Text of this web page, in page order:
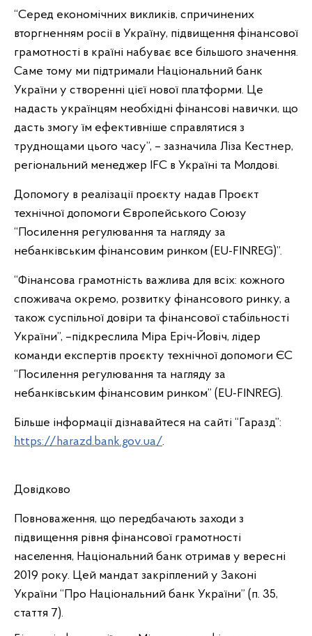
“Серед економічних викликів, спричинених
вторгненням росії в Україну, підвищення фінансової
грамотності в країні набуває все більшого значення.
Саме тому ми підтримали Національний банк
України у створенні цієї нової платформи. Це
надасть українцям необхідні фінансові навички, що
дасть змогу їм ефективніше справлятися з
труднощами цього часу”, – зазначила Ліза Кестнер,
регіональний менеджер IFC в Україні та Молдові.
Допомогу в реалізації проєкту надав Проєкт
технічної допомоги Європейського Союзу
“Посилення регулювання та нагляду за
небанківським фінансовим ринком (EU-FINREG)”.
“Фінансова грамотність важлива для всіх: кожного
споживача окремо, розвитку фінансового ринку, а
також суспільної довіри та фінансової стабільності
України”, –підкреслила Міра Еріч-Йовіч, лідер
команди експертів проєкту технічної допомоги ЄС
“Посилення регулювання та нагляду за
небанківським фінансовим ринком” (EU-FINREG).
Більше інформації дізнавайтеся на сайті “Гаразд”:
https://harazd.bank.gov.ua/.
Довідково
Повноваження, що передбачають заходи з
підвищення рівня фінансової грамотності
населення, Національний банк отримав у вересні
2019 року. Цей мандат закріплений у Законі
України “Про Національний банк України” (п. 35,
стаття 7).